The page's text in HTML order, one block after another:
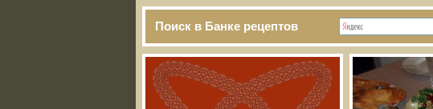
Поиск в Банке рецептов